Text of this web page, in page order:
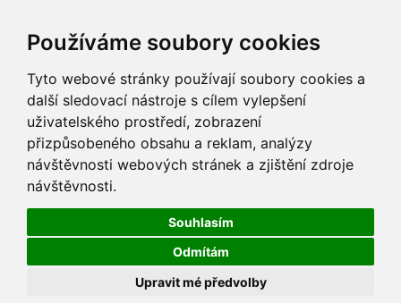
Používáme soubory cookies
Tyto webové stránky používají soubory cookies a
další sledovací nástroje s cílem vylepšení
uživatelského prostředí, zobrazení
přizpůsobeného obsahu a reklam, analýzy
návštěvnosti webových stránek a zjištění zdroje
návštěvnosti.
Souhlasím
Odmítám
Upravit mé předvolby